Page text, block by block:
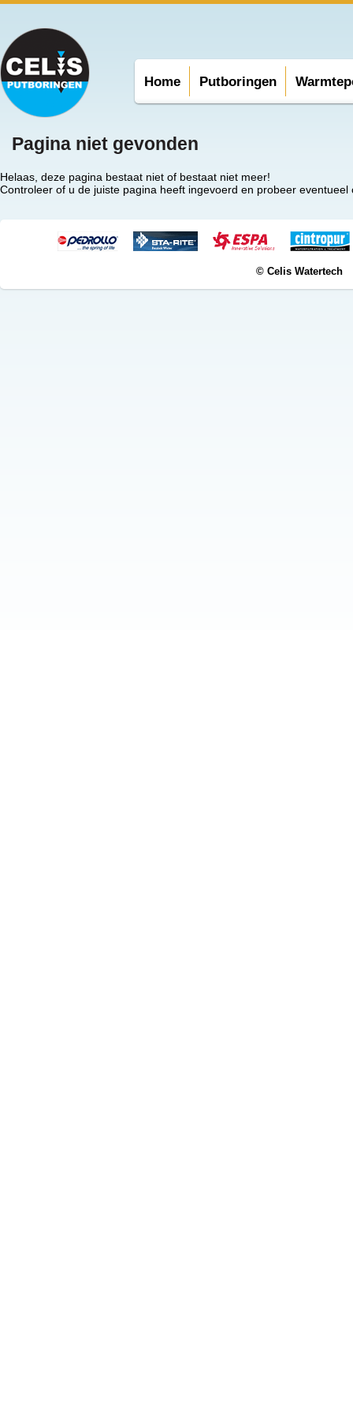
Home Putboringen
Pagina niet gevonden
Helaas, deze pagina bestaat niet of bestaat niet meer!
Controleer of u de juiste pagina heeft ingevoerd en probeer eventueel
© Celis Watertech